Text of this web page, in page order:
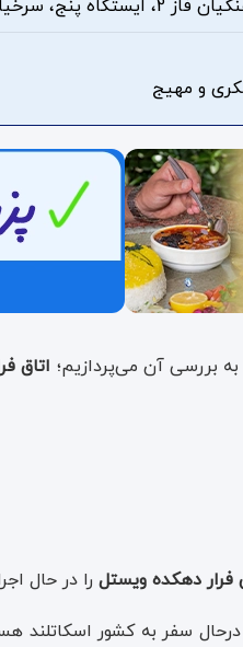
سرخیابان هوانیروز
و مهیج
بررسی آن می‌پردازیم؛ اتاق
فرار دهکده ویستل را در حال اجرا
سفر به کشور اسکاتلند